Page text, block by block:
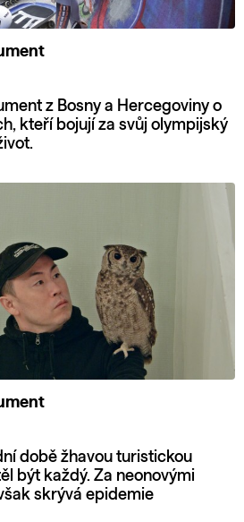
z Bosny a Hercegoviny o
kteří bojují za svůj olympijský
době žhavou turistickou
být každý. Za neonovými
skrývá epidemie